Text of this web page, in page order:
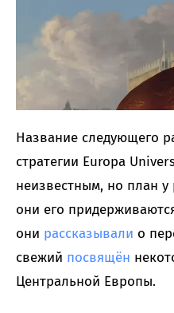
Название следующего
стратегии Europa
неизвестным, но план у
они его
они рассказывали о
свежий посвящён
Центральной Европы.